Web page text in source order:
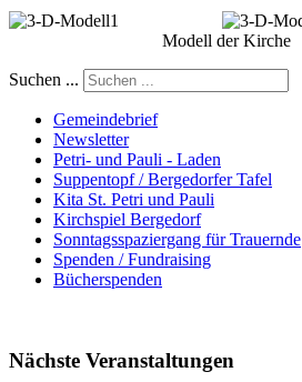
Modell der Kirche
Suchen ...
Gemeindebrief
Newsletter
Petri- und Pauli - Laden
Suppentopf / Bergedorfer Tafel
Kita St. Petri und Pauli
Kirchspiel Bergedorf
Sonntagsspaziergang für Trauernde
Spenden / Fundraising
Bücherspenden
Nächste Veranstaltungen